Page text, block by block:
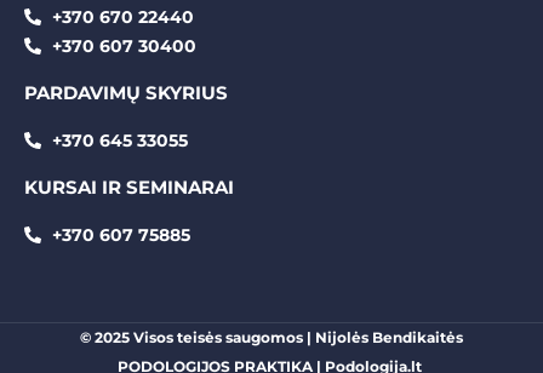
+370 670 22440
+370 607 30400
PARDAVIMŲ SKYRIUS
+370 645 33055
KURSAI IR SEMINARAI
+370 607 75885
© 2025 Visos teisės saugomos | Nijolės Bendikaitės
PODOLOGIJOS PRAKTIKA | Podologija.lt